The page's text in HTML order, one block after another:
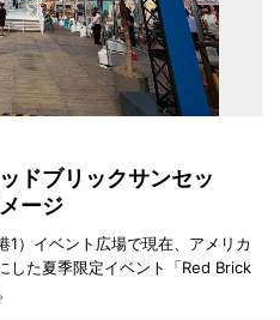
ドブリックサンセッ
ージ
1）イベント広場で現在、アメリカ
した夏季限定イベント「Red Brick